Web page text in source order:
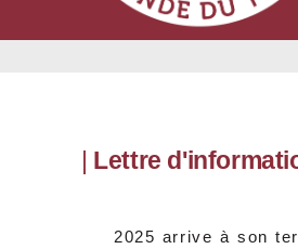
| Lettre
2025 arrive à son